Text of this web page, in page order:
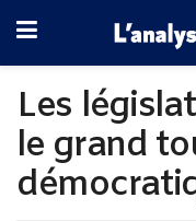
Les
le grand